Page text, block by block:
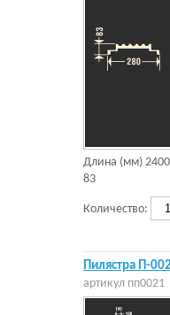
Длина (мм) 2400
83
Количество:
Пилястра П-
артикул пп0021